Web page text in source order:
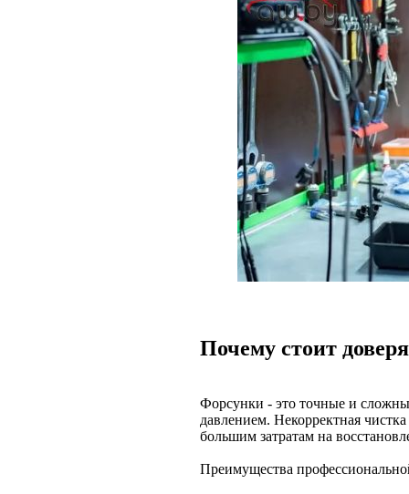
Почему стоит
Форсунки - это точные и
давлением. Некорректная
большим затратам на
Преимущества